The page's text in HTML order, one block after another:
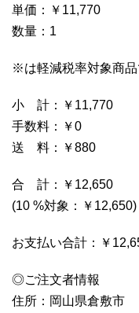
単価：￥11,770
数量：1
※は軽減税率対象商品
小 計：￥11,770
手数料：￥0
送 料：￥880
合 計：￥12,650
(10 %対象：￥12,650)
お支払い合計：￥
◎ご注文者情報
住所：岡山県倉敷市